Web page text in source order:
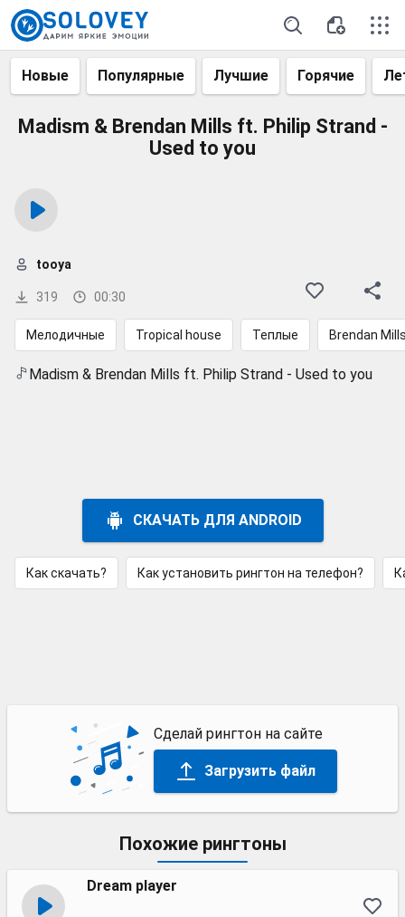
Новые Популярные Лучшие Горячие
Madism & Brendan Mills ft. Philip Strand -
Used to you
319 00:30
tooya
Мелодичные Tropical house Теплые Brendan
Madism & Brendan Mills ft. Philip Strand - Used to you
СКАЧАТЬ ДЛЯ ANDROID
Как скачать? Как установить рингтон на телефон?
Сделай рингтон на сайте
Загрузить файл
Похожие рингтоны
Dream player